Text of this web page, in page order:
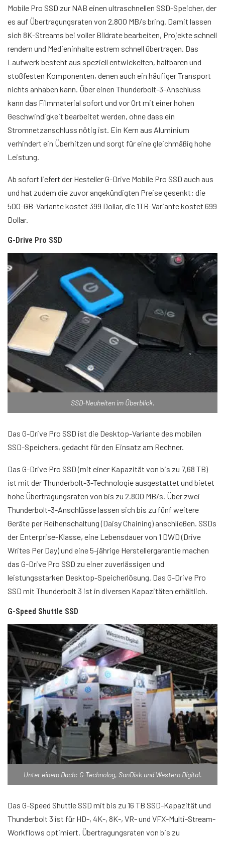
Mobile Pro SSD zur NAB einen ultraschnellen SSD-Speicher, der
es auf Übertragungsraten von 2.800 MB/s bring. Damit lassen
sich 8K-Streams bei voller Bildrate bearbeiten, Projekte schnell
rendern und Medieninhalte estrem schnell übertragen. Das
Laufwerk besteht aus speziell entwickelten, haltbaren und
stoßfesten Komponenten, denen auch ein häufiger Transport
nichts anhaben kann. Über einen Thunderbolt-3-Anschluss
kann das Filmmaterial sofort und vor Ort mit einer hohen
Geschwindigkeit bearbeitet werden, ohne dass ein
Stromnetzanschluss nötig ist. Ein Kern aus Aluminium
verhindert ein Überhitzen und sorgt für eine gleichmäßig hohe
Leistung.
Ab sofort liefert der Hesteller G-Drive Mobile Pro SSD auch aus
und hat zudem die zuvor angekündigten Preise gesenkt: die
500-GB-Variante kostet 399 Dollar, die 1TB-Variante kostet 699
Dollar.
G-Drive Pro SSD
SSD-Neuheiten im Überblick.
Das G-Drive Pro SSD ist die Desktop-Variante des mobilen
SSD-Speichers, gedacht für den Einsatz am Rechner.
Das G-Drive Pro SSD (mit einer Kapazität von bis zu 7,68 TB)
ist mit der Thunderbolt-3-Technologie ausgestattet und bietet
hohe Übertragungsraten von bis zu 2.800 MB/s. Über zwei
Thunderbolt-3-Anschlüsse lassen sich bis zu fünf weitere
Geräte per Reihenschaltung (Daisy Chaining) anschließen. SSDs
der Enterprise-Klasse, eine Lebensdauer von 1 DWD (Drive
Writes Per Day) und eine 5-jährige Herstellergarantie machen
das G-Drive Pro SSD zu einer zuverlässigen und
leistungsstarken Desktop-Speicherlösung. Das G-Drive Pro
SSD mit Thunderbolt 3 ist in diversen Kapazitäten erhältlich.
G-Speed Shuttle SSD
Unter einem Dach: G-Technolog, SanDisk und Western Digital.
Das G-Speed Shuttle SSD mit bis zu 16 TB SSD-Kapazität und
Thunderbolt 3 ist für HD-, 4K-, 8K-, VR- und VFX-Multi-Stream-
Workflows optimiert. Übertragungsraten von bis zu